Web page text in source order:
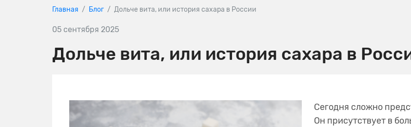
Главная Блог Дольче вита, или история сахара в России
05 сентября 2025
Дольче вита, или история сахара в
Сегодня сложно
Он присутствует в